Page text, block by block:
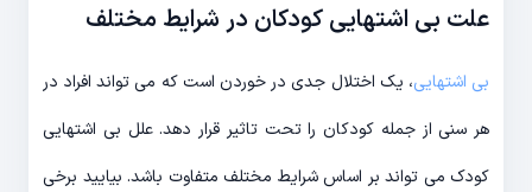
علت بی اشتهایی کودکان در شرایط مختلف
بی اشتهایی، یک اختلال جدی در خوردن است که می تواند افراد در
هر سنی از جمله کودکان را تحت تاثیر قرار دهد. علل بی اشتهایی
کودک می تواند بر اساس شرایط مختلف متفاوت باشد. بیایید برخی